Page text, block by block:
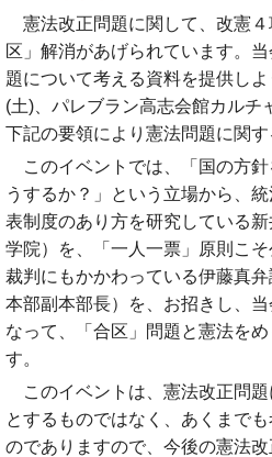
憲法改正問題に関して、改憲
区」解消があげられています。
題について考える資料を提供し
(土)、パレブラン高志会館カルチ
下記の要領により憲法問題に関す
このイベントでは、「国の方
うするか？」という立場から、
表制度のあり方を研究している
学院）を、「一人一票」原則こそ
裁判にもかかわっている伊藤真
本部副本部長）を、お招きし、
なって、「合区」問題と憲法を
す。
このイベントは、憲法改正問
とするものではなく、あくまで
のでありますので、今後の憲法改